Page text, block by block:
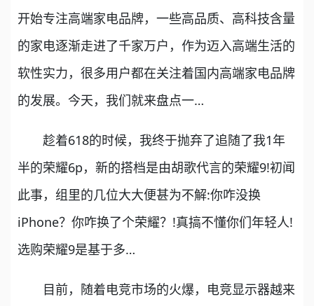
开始专注高端家电品牌，一些高品质、高科技含量
的家电逐渐走进了千家万户，作为迈入高端生活的
软性实力，很多用户都在关注着国内高端家电品牌
的发展。今天，我们就来盘点一…
趁着618的时候，我终于抛弃了追随了我1年
半的荣耀6p，新的搭档是由胡歌代言的荣耀9!初闻
此事，组里的几位大大便甚为不解:你咋没换
iPhone？你咋换了个荣耀？!真搞不懂你们年轻人!
选购荣耀9是基于多…
目前，随着电竞市场的火爆，电竞显示器越来